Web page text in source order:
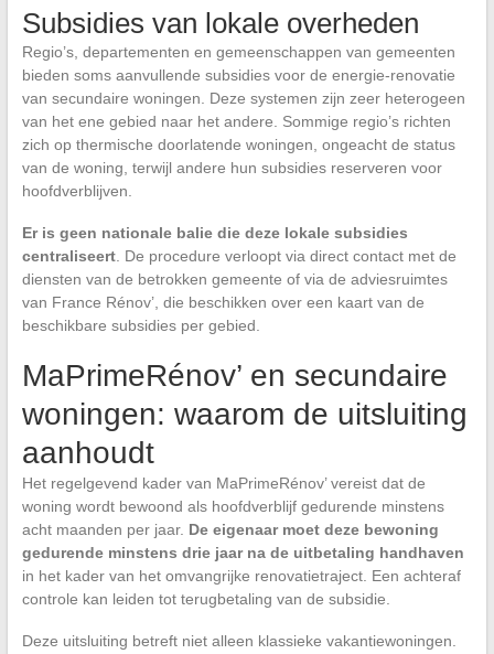
Subsidies van lokale overheden
Regio’s, departementen en gemeenschappen van gemeenten
bieden soms aanvullende subsidies voor de energie-renovatie
van secundaire woningen. Deze systemen zijn zeer heterogeen
van het ene gebied naar het andere. Sommige regio’s richten
zich op thermische doorlatende woningen, ongeacht de status
van de woning, terwijl andere hun subsidies reserveren voor
hoofdverblijven.
Er is geen nationale balie die deze lokale subsidies
centraliseert. De procedure verloopt via direct contact met de
diensten van de betrokken gemeente of via de adviesruimtes
van France Rénov’, die beschikken over een kaart van de
beschikbare subsidies per gebied.
MaPrimeRénov’ en secundaire
woningen: waarom de uitsluiting
aanhoudt
Het regelgevend kader van MaPrimeRénov’ vereist dat de
woning wordt bewoond als hoofdverblijf gedurende minstens
acht maanden per jaar. De eigenaar moet deze bewoning
gedurende minstens drie jaar na de uitbetaling handhaven
in het kader van het omvangrijke renovatietraject. Een achteraf
controle kan leiden tot terugbetaling van de subsidie.
Deze uitsluiting betreft niet alleen klassieke vakantiewoningen.